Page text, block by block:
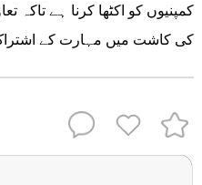
کمپنیوں کو اکٹھا کرنا ہے تاکہ
کی کاشت میں مہارت کے اشتراک